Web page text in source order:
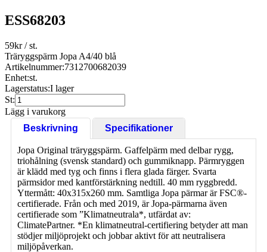
ESS68203
59kr/ st.
Träryggspärm Jopa A4/40 blå
Artikelnummer:7312700682039
Enhet:st.
Lagerstatus:I lager
St:
Lägg i varukorg
Beskrivning
Specifikationer
Jopa Original träryggspärm. Gaffelpärm med delbar rygg,
triohålning (svensk standard) och gummiknapp. Pärmryggen
är klädd med tyg och finns i flera glada färger. Svarta
pärmsidor med kantförstärkning nedtill. 40 mm ryggbredd.
Yttermått: 40x315x260 mm. Samtliga Jopa pärmar är FSC®-
certifierade. Från och med 2019, är Jopa-pärmarna även
certifierade som ”Klimatneutrala*, utfärdat av:
ClimatePartner. *En klimatneutral-certifiering betyder att man
stödjer miljöprojekt och jobbar aktivt för att neutralisera
miljöpåverkan.